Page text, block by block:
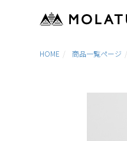
HOME 商品一覧ページ